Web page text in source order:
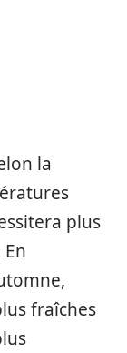
la
plus
fraîches